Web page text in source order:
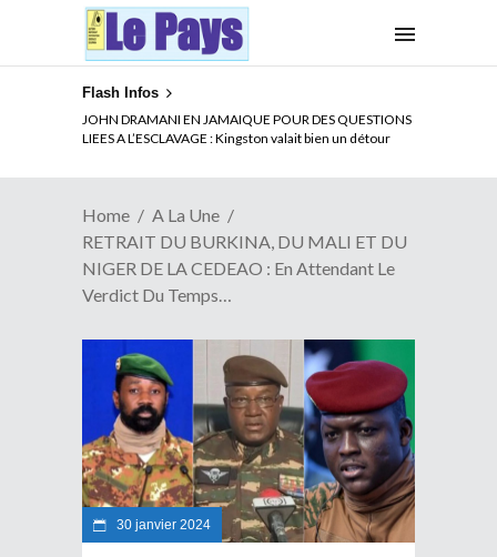
Flash Infos
ELECTION DE TALON A LA TETE DU SENAT BENINOIS :
Quand Patrice quitte le pouvoir sans partir !
Home
A La Une
RETRAIT DU BURKINA, DU MALI ET DU
NIGER DE LA CEDEAO : En Attendant Le
Verdict Du Temps…
30 janvier 2024